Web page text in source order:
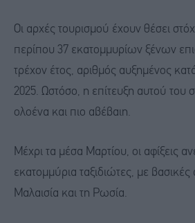
Οι αρχές τουρισμού έχουν θέσει
περίπου 37 εκατομμυρίων ξένων
τρέχον έτος, αριθμός αυξημένος
2025. Ωστόσο, η επίτευξη αυτού του
ολοένα και πιο αβέβαιη.
Μέχρι τα μέσα Μαρτίου, οι αφίξεις
εκατομμύρια ταξιδιώτες, με βασικές
Μαλαισία και τη Ρωσία.